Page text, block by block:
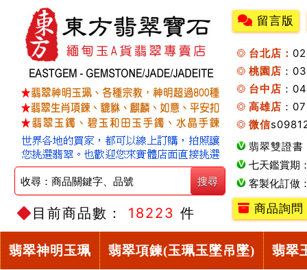
目前商品數： 18223 件
留言版
台北店：
桃園店 ：
台中店 ：
高雄店 ：
微信
翡翠雙證書
七天鑑賞期
客製化訂做
商品詢問
翡翠神明玉珮 翡翠項鍊(玉珮玉墜吊墜) 翡翠